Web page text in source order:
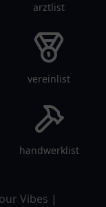
arztlist
vereinlist
handwerklist
Vibes |